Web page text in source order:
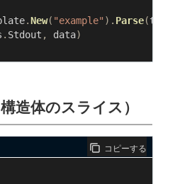
.New( "example" ). Parse(tpl
. Stdout , data)
造体のスライス）
コピーする